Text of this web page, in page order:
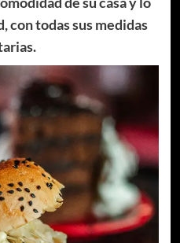
con todas sus medidas